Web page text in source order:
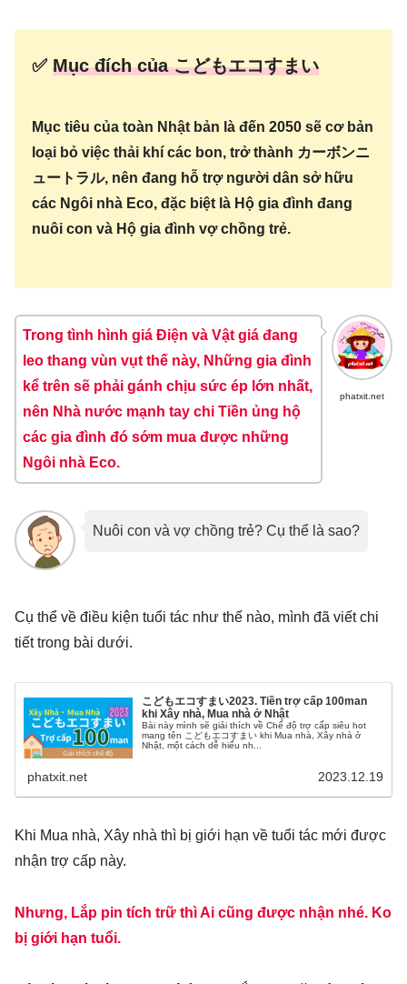
✅ Mục đích của こどもエコすまい
Mục tiêu của toàn Nhật bản là đến 2050 sẽ cơ bản
loại bỏ việc thải khí các bon, trở thành カーボンニ
ュートラル, nên đang hỗ trợ người dân sở hữu
các Ngôi nhà Eco, đặc biệt là Hộ gia đình đang
nuôi con và Hộ gia đình vợ chồng trẻ.
phatxit.net
Trong tình hình giá Điện và Vật giá đang
leo thang vùn vụt thế này, Những gia đình
kể trên sẽ phải gánh chịu sức ép lớn nhất,
nên Nhà nước mạnh tay chi Tiền ủng hộ
các gia đình đó sớm mua được những
Ngôi nhà Eco.
Nuôi con và vợ chồng trẻ? Cụ thể là sao?
Cụ thể về điều kiện tuổi tác như thế nào, mình đã viết chi
tiết trong bài dưới.
こどもエコすまい2023. Tiền trợ cấp 100man
khi Xây nhà, Mua nhà ở Nhật
Bài này mình sẽ giải thích về Chế độ trợ cấp siêu hot
mang tên こどもエコすまい khi Mua nhà, Xây nhà ở
Nhật, một cách dễ hiểu nh...
phatxit.net 2023.12.19
Khi Mua nhà, Xây nhà thì bị giới hạn về tuổi tác mới được
nhận trợ cấp này.
Nhưng, Lắp pin tích trữ thì Ai cũng được nhận nhé. Ko
bị giới hạn tuổi.